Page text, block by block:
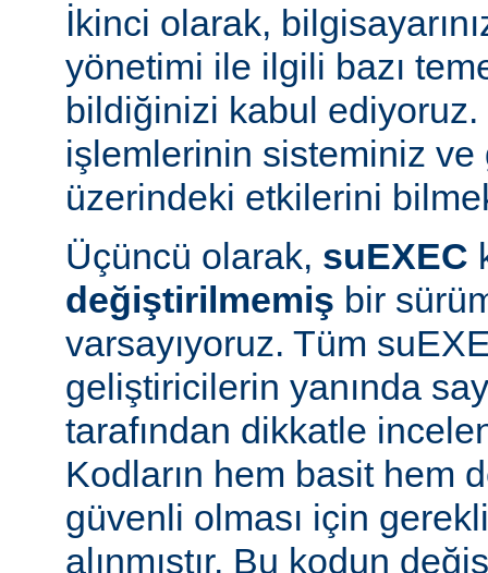
İkinci olarak,
yönetimi ile ilgili bazı
bildiğinizi kabul
işlemlerinin sisteminiz
üzerindeki etkilerini
Üçüncü olarak, suEXEC
değiştirilmemiş bir
varsayıyoruz. Tüm
geliştiricilerin yanında
tarafından dikkatle
Kodların hem basit hem
güvenli olması için
alınmıştır. Bu kodun